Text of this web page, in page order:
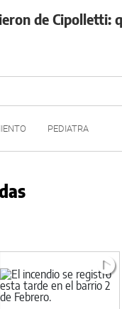
de Cipolletti:
PEDIATRA